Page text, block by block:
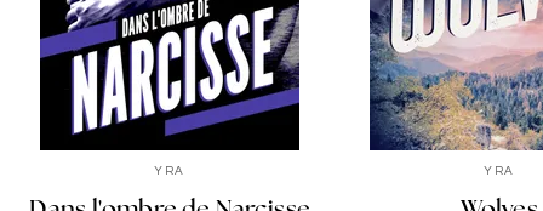
YRA YRA